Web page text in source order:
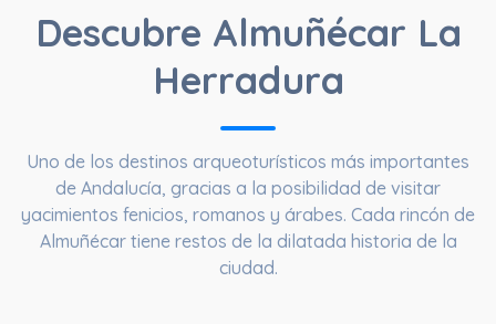
Descubre Almuñécar La
Herradura
Uno de los destinos arqueoturísticos más importantes
de Andalucía, gracias a la posibilidad de visitar
yacimientos fenicios, romanos y árabes. Cada rincón de
Almuñécar tiene restos de la dilatada historia de la
ciudad.